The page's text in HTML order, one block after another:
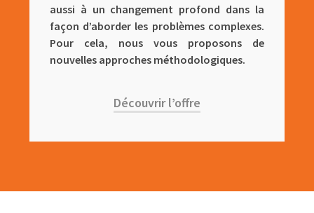
aussi à un changement profond dans la
façon d’aborder les problèmes complexes.
Pour cela, nous vous proposons de
nouvelles approches méthodologiques.
Découvrir l’offre